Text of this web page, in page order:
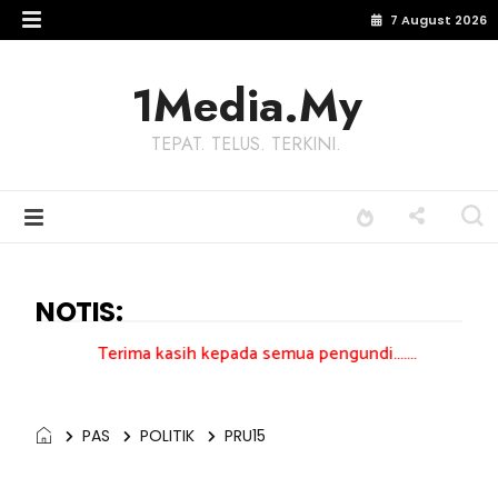
7 August 2026
1Media.My
TEPAT. TELUS. TERKINI.
NOTIS:
kasih kepada semua pengundi.......
PAS POLITIK PRU15